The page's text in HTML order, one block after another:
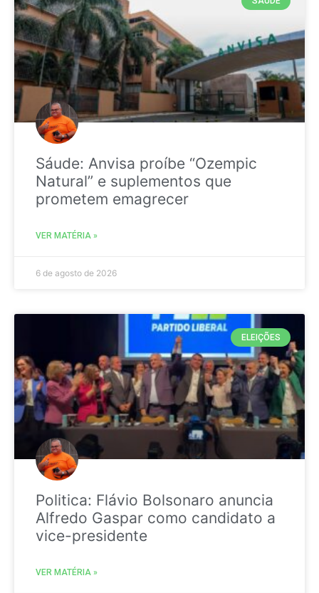
Sáude: Anvisa proíbe “Ozempic
Natural” e suplementos que
prometem emagrecer
VER MATÉRIA »
6 de agosto de 2026
ELEIÇÕES
Politica: Flávio Bolsonaro anuncia
Alfredo Gaspar como candidato a
vice-presidente
VER MATÉRIA »